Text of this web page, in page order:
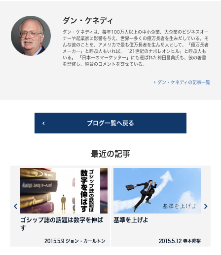
ダン・ケネディ
ダン・ケネディは、毎年100万人以上の中小企業、大企業のビジネスオー
ナーや起業家に影響を与え、世界一多くの億万長者を生みだしている。そ
んな彼のことを、アメリカで最も億万長者を生んだ人として、「億万長者
メーカー」と呼ぶ人もいれば、「21世紀のナポレオンヒル」と呼ぶ人も
いる。 「日本一のマーケッター」にも選ばれた神田昌典氏も、彼の著書
を監修し、絶賛のコメントを寄せている。
ダン・ケネディの記事一覧
ブログ一覧へ戻る
最近の記事
ゴシップ誌の話題は数字を伸ば
す
2015.5.9 ジョン・カールトン
基準を上げよ
2015.5.12 寺本隆裕